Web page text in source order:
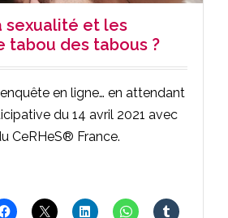
sexualité et les
tabou des tabous ?
en ligne… en attendant
du 14 avril 2021 avec
CeRHeS® France.